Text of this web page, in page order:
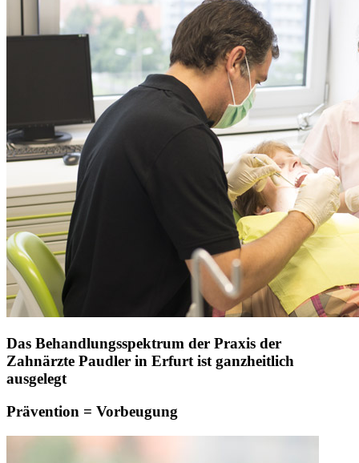
Das Behandlungsspektrum der Praxis der
Zahnärzte Paudler in Erfurt ist ganzheitlich
ausgelegt
Prävention = Vorbeugung